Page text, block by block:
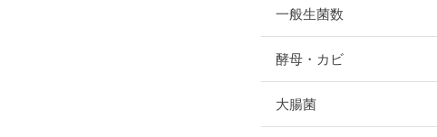
一般生菌数
酵母・カビ
大腸菌